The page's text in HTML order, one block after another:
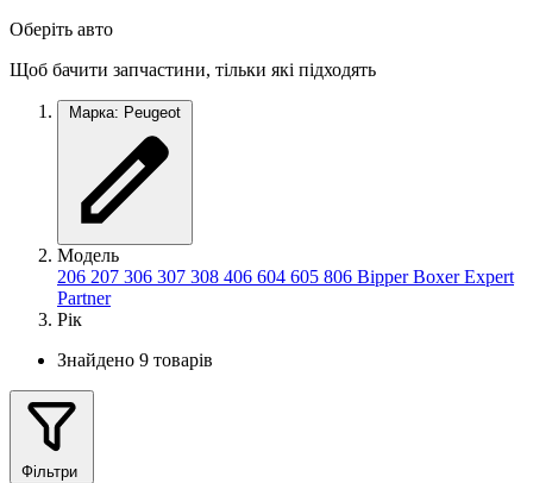
Оберіть авто
Щоб бачити запчастини, тільки які підходять
Марка: Peugeot
Модель
206 207 306 307 308 406 604 605 806 BipperBoxerExpert
Partner
Рік
Знайдено 9 товарів
Фільтри